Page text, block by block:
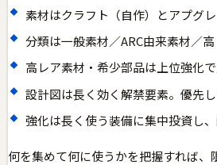
素材はクラフト（自作）とアプグ
分類は一般素材／ARC由来素材／
高レア素材・希少部品は上位強化
設計図は長く効く解禁要素。優先
強化は長く使う装備に集中投資し
何を集めて何に使うかを把握すれば、